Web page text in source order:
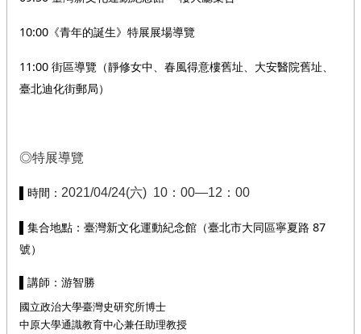
10:00《青年的誕生》特展展場導覽
11:00 街區導覽（靜修女中、春風得意樓舊址、大安醫院舊址、
臺北迪化街郵局）
◎特展導覽
▌時間： 2021/04/24(六) 10：00—12：00
▌集合地點：臺灣新文化運動紀念館（臺北市大同區寧夏路 87
號）
▌講師：游智勝
國立政治大學臺灣史研究所博士
中原大學通識教育中心兼任助理教授